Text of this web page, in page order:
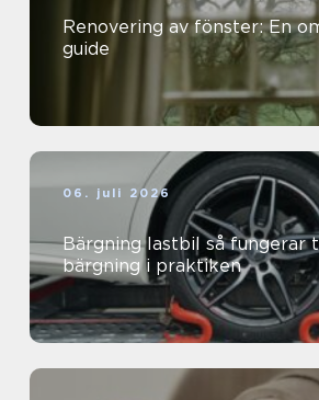
Renovering av fönster: En
guide
06. juli 2026
Bärgning lastbil så fungerar tung
bärgning i praktiken